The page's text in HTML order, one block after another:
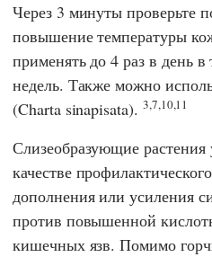
Через 3 минуты проверьте
повышение температуры
применять до 4 раз в день
недель. Также можно
(Charta sinapisata). 3,7,10,11
Слизеобразующие
качестве
дополнения или усиления
против повышенной
кишечных язв. Помимо